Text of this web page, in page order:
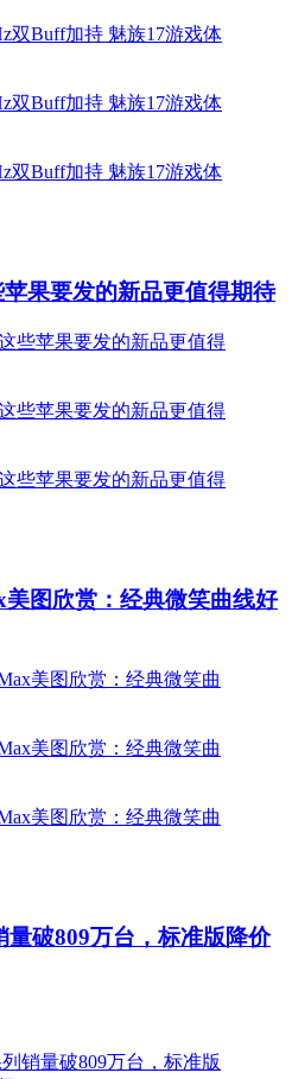
苹果要发的新品更值得期待
图欣赏：经典微笑曲线好
量破809万台，标准版降价